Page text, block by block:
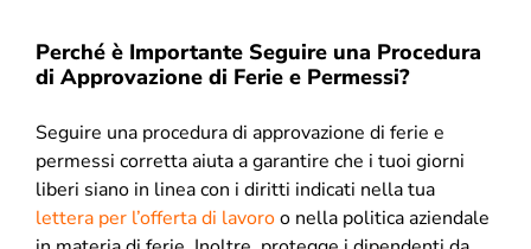
Perché è Importante Seguire una Procedura
di Approvazione di Ferie e Permessi?
Seguire una procedura di approvazione di ferie e
permessi corretta aiuta a garantire che i tuoi giorni
liberi siano in linea con i diritti indicati nella tua
lettera per l’offerta di lavoroo nella politica aziendale